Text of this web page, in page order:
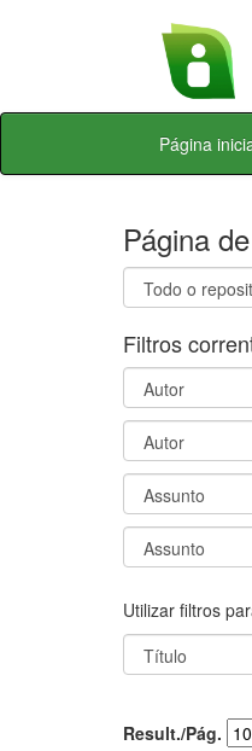
Skip
Página
Página
Filtros
Utilizar filtros
Result./Pág.